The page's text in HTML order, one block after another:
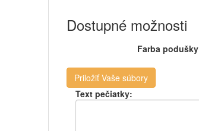
Dostupné možnosti
Farba podušky
Priložiť Vaše súbory
Text pečiatky: